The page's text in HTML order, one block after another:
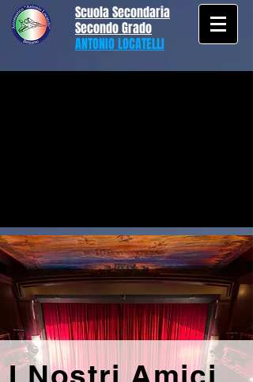
Scuola Secondaria
Secondo Grado
ANTONIO LOCATELLI
I Nostri Amici